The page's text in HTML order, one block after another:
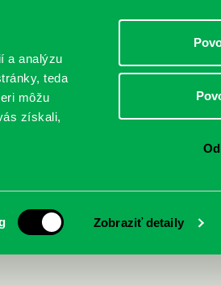
a analýzu
teda
môžu
získali,
Zobraziť detaily